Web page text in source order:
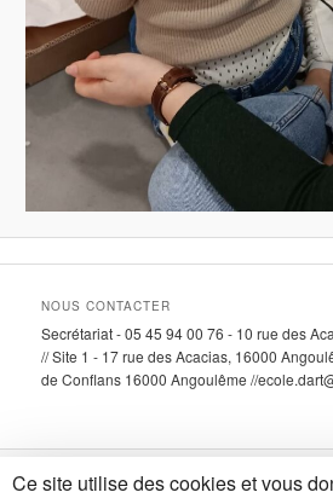
NOUS CONTACTER
Secrétariat - 05 45 94 00 76 - 10 rue des
// Site 1 - 17 rue des Acacias, 16000
de Conflans 16000 Angoulême //
Ce site utilise des cookies et vous